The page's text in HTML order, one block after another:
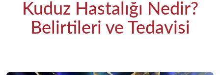
Kuduz Hastalığı Nedir?
Belirtileri ve Tedavisi